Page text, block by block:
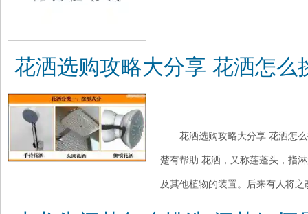
花洒选购攻略大分享 花洒怎么
花洒选购攻略大分享 花洒怎
楚有帮助 花洒，又称莲蓬头，指
及其他植物的装置。后来有人将之